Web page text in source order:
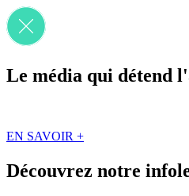
Le média qui détend
EN SAVOIR +
Découvrez notre